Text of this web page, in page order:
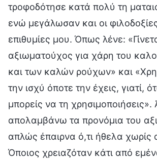
τροφοδότησε κατά πολύ τη
ενώ μεγάλωσαν και οι
επιθυμίες μου. Όπως λένε:
αξιωματούχος για χάρη του
και των καλών ρούχων» και
την ισχύ όποτε την έχεις, γιατί,
μπορείς να τη χρησιμοποιήσεις».
απολαμβάνω τα προνόμια του
απλώς έπαιρνα ό,τι ήθελα χωρίς
Όποιος χρειαζόταν κάτι από